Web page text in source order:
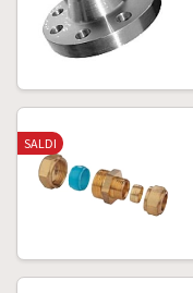
SALDI